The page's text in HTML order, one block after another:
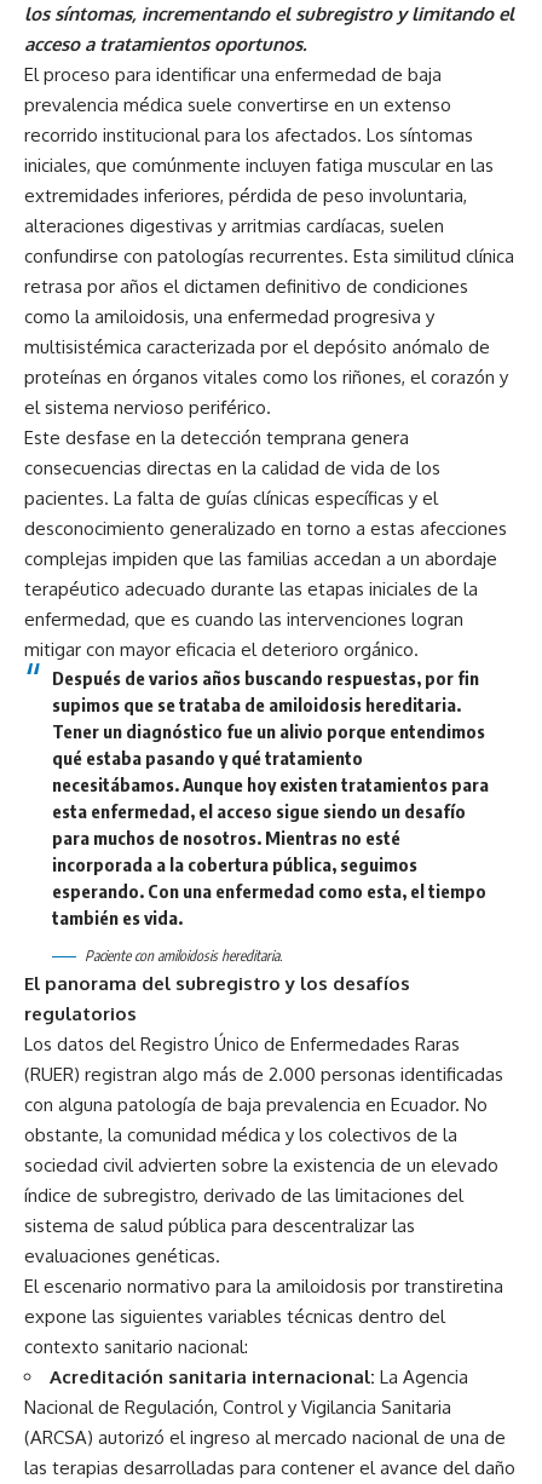
los síntomas, incrementando el subregistro y limitando el
acceso a tratamientos oportunos.
El proceso para identificar una enfermedad de baja
prevalencia médica suele convertirse en un extenso
recorrido institucional para los afectados. Los síntomas
iniciales, que comúnmente incluyen fatiga muscular en las
extremidades inferiores, pérdida de peso involuntaria,
alteraciones digestivas y arritmias cardíacas, suelen
confundirse con patologías recurrentes. Esta similitud clínica
retrasa por años el dictamen definitivo de condiciones
como la amiloidosis, una enfermedad progresiva y
multisistémica caracterizada por el depósito anómalo de
proteínas en órganos vitales como los riñones, el corazón y
el sistema nervioso periférico.
Este desfase en la detección temprana genera
consecuencias directas en la calidad de vida de los
pacientes. La falta de guías clínicas específicas y el
desconocimiento generalizado en torno a estas afecciones
complejas impiden que las familias accedan a un abordaje
terapéutico adecuado durante las etapas iniciales de la
enfermedad, que es cuando las intervenciones logran
mitigar con mayor eficacia el deterioro orgánico.
Después de varios años buscando respuestas, por fin
supimos que se trataba de amiloidosis hereditaria.
Tener un diagnóstico fue un alivio porque entendimos
qué estaba pasando y qué tratamiento
necesitábamos. Aunque hoy existen tratamientos para
esta enfermedad, el acceso sigue siendo un desafío
para muchos de nosotros. Mientras no esté
incorporada a la cobertura pública, seguimos
esperando. Con una enfermedad como esta, el tiempo
también es vida.
Paciente con amiloidosis hereditaria.
El panorama del subregistro y los desafíos
regulatorios
Los datos del Registro Único de Enfermedades Raras
(RUER) registran algo más de 2.000 personas identificadas
con alguna patología de baja prevalencia en Ecuador. No
obstante, la comunidad médica y los colectivos de la
sociedad civil advierten sobre la existencia de un elevado
índice de subregistro, derivado de las limitaciones del
sistema de salud pública para descentralizar las
evaluaciones genéticas.
El escenario normativo para la amiloidosis por transtiretina
expone las siguientes variables técnicas dentro del
contexto sanitario nacional:
Acreditación sanitaria internacional: La Agencia
Nacional de Regulación, Control y Vigilancia Sanitaria
(ARCSA) autorizó el ingreso al mercado nacional de una de
las terapias desarrolladas para contener el avance del daño